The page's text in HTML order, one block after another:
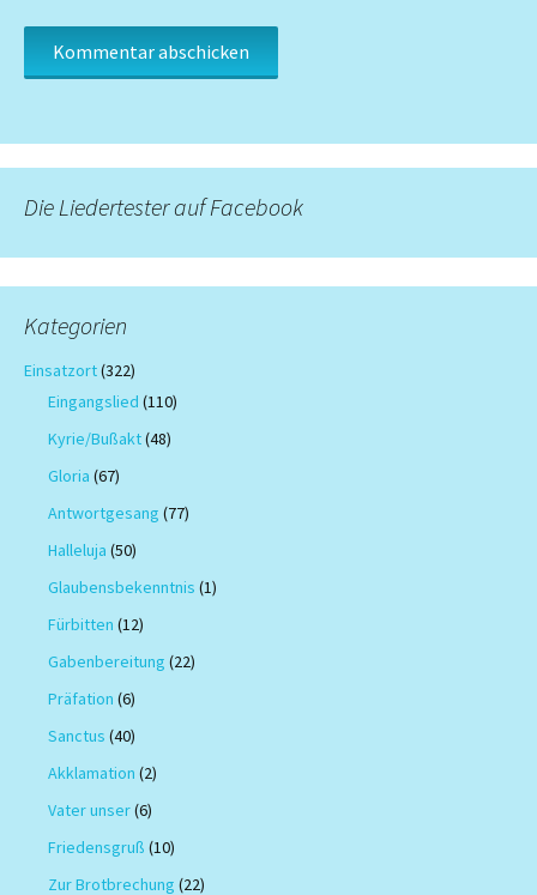
Die Liedertester auf Facebook
Kategorien
Einsatzort(322)
Eingangslied (110)
Kyrie/Bußakt(48)
Gloria (67)
Antwortgesang (77)
Halleluja (50)
Glaubensbekenntnis (1)
Fürbitten (12)
Gabenbereitung (22)
Präfation (6)
Sanctus (40)
Akklamation (2)
Vater unser(6)
Friedensgruß (10)
Zur Brotbrechung (22)